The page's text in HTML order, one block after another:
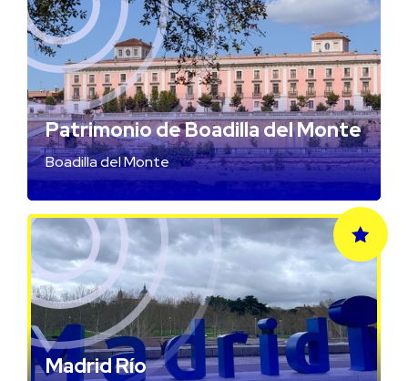
Patrimonio de Boadilla del Monte
Boadilla del Monte
Madrid Río